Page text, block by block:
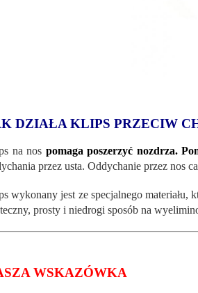
DZIAŁA KLIPS PRZECIW
na nos pomaga poszerzyć nozdrza.
przez usta. Oddychanie przez nos
wykonany jest ze specjalnego
prosty i niedrogi sposób na
WSKAZÓWKA